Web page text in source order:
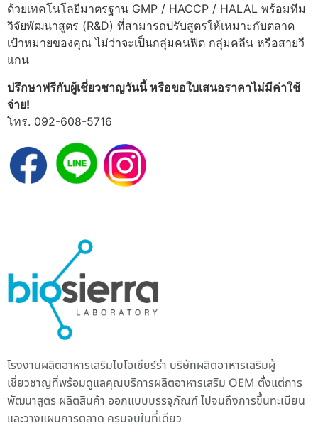
ด้วยเทคโนโลยีมาตรฐาน GMP / HACCP / HALAL พร้อมทีม
วิจัยพัฒนาสูตร (R&D) ที่สามารถปรับสูตรให้เหมาะกับตลาด
เป้าหมายของคุณ ไม่ว่าจะเป็นกลุ่มคนฟิต กลุ่มคลีน หรือสายวี
แกน
ปรึกษาฟรีกับผู้เชี่ยวชาญวันนี้ หรือขอใบเสนอราคาไม่มีค่าใช้
จ่าย!
โทร. 092-608-5716
โรงงานผลิตอาหารเสริมไบโอเซียร์ร่า บริษัทผลิตอาหารเสริมผู้
เชี่ยวชาญที่พร้อมดูแลคุณบริการผลิตอาหารเสริม OEM ตั้งแต่การ
พัฒนาสูตร ผลิตสินค้า ออกแบบบรรจุภัณฑ์ ไปจนถึงการขึ้นทะเบียน
และวางแผนการตลาด ครบจบในที่เดียว